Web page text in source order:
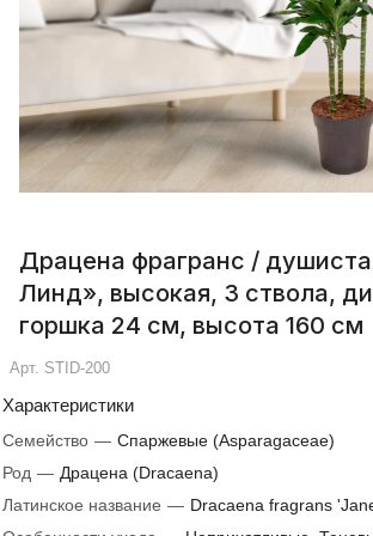
Драцена фрагранс /
Линд», высокая, 3 ствола,
горшка 24 см, высота 160 см
Арт. STID-200
Характеристики
Семейство — Спаржевые (Asparagaceae)
Род — Драцена (Dracaena)
Латинское название — Dracaena fragrans